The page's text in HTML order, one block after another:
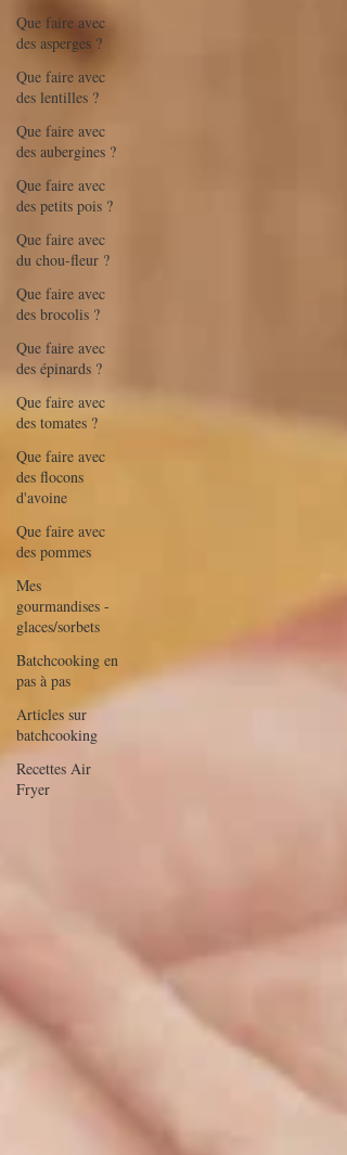
Que faire avec
des asperges ?
Que faire avec
des lentilles ?
Que faire avec
des aubergines ?
Que faire avec
des petits pois ?
Que faire avec
du chou-fleur ?
Que faire avec
des brocolis ?
Que faire avec
des épinards ?
Que faire avec
des tomates ?
Que faire avec
des flocons
d'avoine
Que faire avec
des pommes
Mes
gourmandises -
glaces/sorbets
Batchcooking en
pas à pas
Articles sur
batchcooking
Recettes Air
Fryer